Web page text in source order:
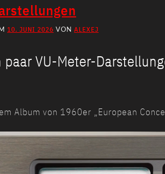
10. JUNI 2026 VON ALEXEJ
VU-Meter-
Album von 1960er „European